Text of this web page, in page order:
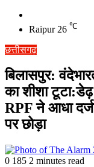
skin
Raipur 26 ℃
छत्तीसगढ़
बिलासपुर:
का शीशा टूटा:डेढ़
RPF ने आधा
पर छोड़ा
0 185 2 minutes read